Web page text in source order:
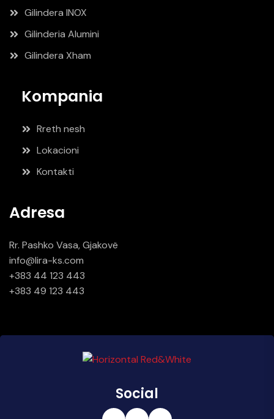
Gilindera INOX
Gilinderia Alumini
Gilindera Xham
Kompania
Rreth nesh
Lokacioni
Kontakti
Adresa
Rr. Pashko Vasa, Gjakovë
info@lira-ks.com
+383 44 123 443
+383 49 123 443
Social